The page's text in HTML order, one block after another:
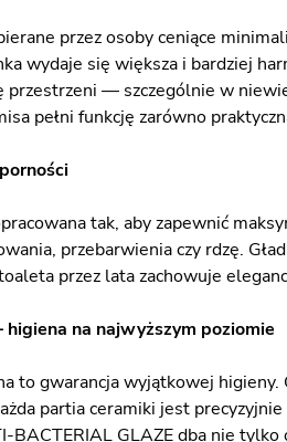
przez osoby ceniące
wydaje się większa i bardziej
przestrzeni — szczególnie w
pełni funkcję zarówno
tak, aby zapewnić
przebarwienia czy rdzę.
przez lata zachowuje
higiena na najwyższym poziomie
to gwarancja wyjątkowej
partia ceramiki jest
BACTERIAL GLAZE dba nie